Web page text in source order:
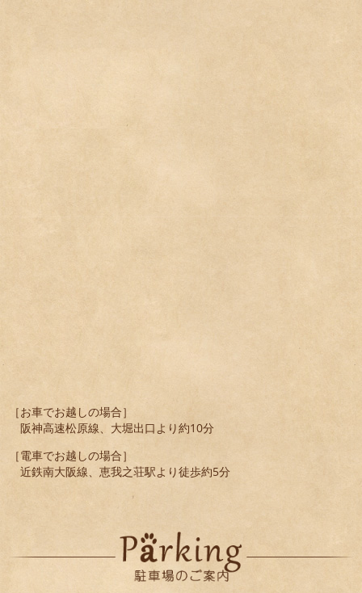
［お車でお越しの場合］
阪神高速松原線、大堀出口より約10分
［電車でお越しの場合］
近鉄南大阪線、恵我之荘駅より徒歩約5分